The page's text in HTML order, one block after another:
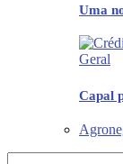
Uma
Geral
Capal